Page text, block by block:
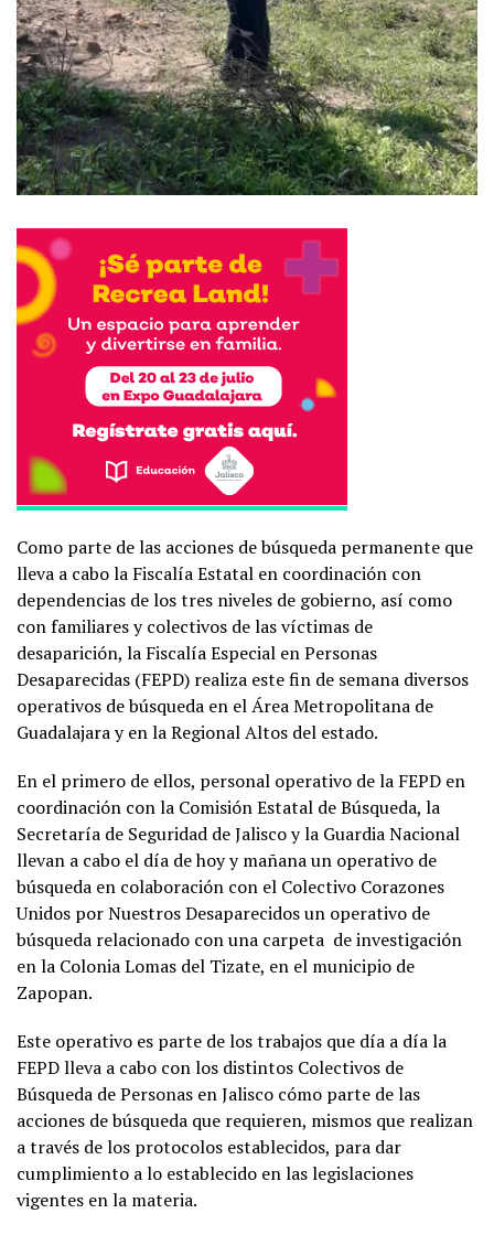
Como parte de las acciones de búsqueda permanente que
lleva a cabo la Fiscalía Estatal en coordinación con
dependencias de los tres niveles de gobierno, así como
con familiares y colectivos de las víctimas de
desaparición, la Fiscalía Especial en Personas
Desaparecidas (FEPD) realiza este fin de semana diversos
operativos de búsqueda en el Área Metropolitana de
Guadalajara y en la Regional Altos del estado.
En el primero de ellos, personal operativo de la FEPD en
coordinación con la Comisión Estatal de Búsqueda, la
Secretaría de Seguridad de Jalisco y la Guardia Nacional
llevan a cabo el día de hoy y mañana un operativo de
búsqueda en colaboración con el Colectivo Corazones
Unidos por Nuestros Desaparecidos un operativo de
búsqueda relacionado con una carpeta de investigación
en la Colonia Lomas del Tizate, en el municipio de
Zapopan.
Este operativo es parte de los trabajos que día a día la
FEPD lleva a cabo con los distintos Colectivos de
Búsqueda de Personas en Jalisco cómo parte de las
acciones de búsqueda que requieren, mismos que realizan
a través de los protocolos establecidos, para dar
cumplimiento a lo establecido en las legislaciones
vigentes en la materia.